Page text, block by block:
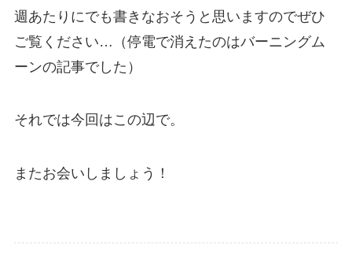
週あたりにでも書きなおそうと思いますのでぜひ
ご覧ください…（停電で消えたのはバーニングム
ーンの記事でした）
それでは今回はこの辺で。
またお会いしましょう！